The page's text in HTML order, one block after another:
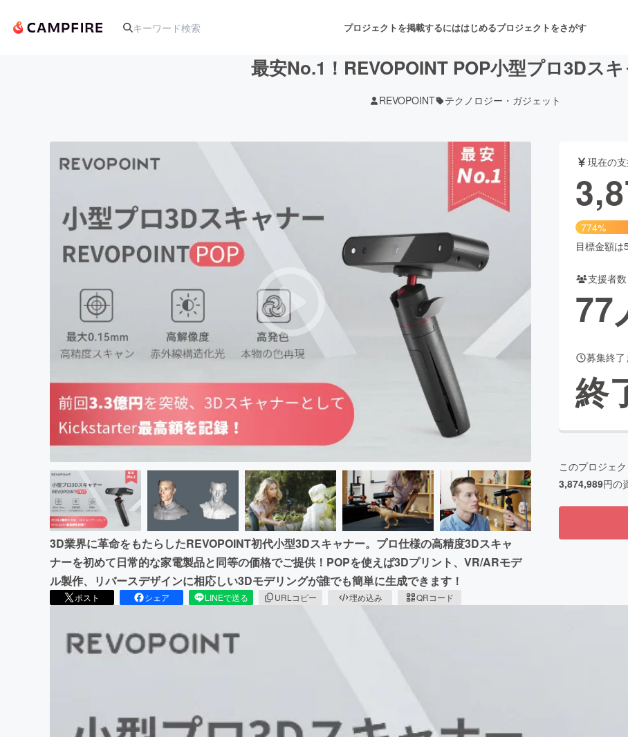
プロジェクトを掲載するにははじめるプロジェクトをさがす
アート・写真 舞台・パフォーマンス
テクノロジー・ガジェット
映像・映画 書籍・雑誌出版
ビューティー・ヘルスケア
まちづくり・地域活性化
CAMPFIRE for Social Good
CAMPFIREふるさと納税
最安No.1！REVOPOINT POP小型プロ3Dス
REVOPOINT テクノロジー・ガジェット
3D業界に革命をもたらしたREVOPOINT初代小型3Dスキャナー。プロ仕様の高精度3Dスキャ
ナーを初めて日常的な家電製品と同等の価格でご提供！POPを使えば3Dプリント、VR/ARモデ
ル製作、リバースデザインに相応しい3Dモデリングが誰でも簡単に生成できます！
ポスト シェア LINEで送る URLコピー 埋め込み QRコード
現在の
774%
目標金額は
支援者数
77
募集終了
終
このプロジェク
3,874,989円の